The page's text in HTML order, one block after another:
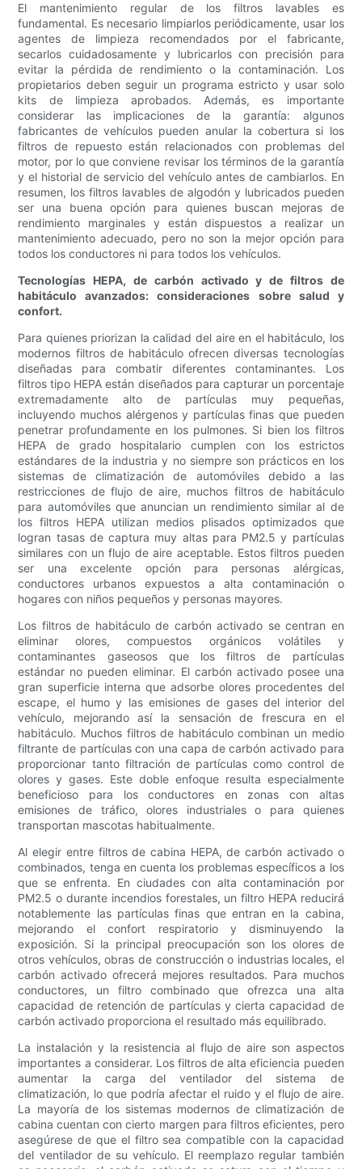
El mantenimiento regular de los filtros lavables es
fundamental. Es necesario limpiarlos periódicamente, usar los
agentes de limpieza recomendados por el fabricante,
secarlos cuidadosamente y lubricarlos con precisión para
evitar la pérdida de rendimiento o la contaminación. Los
propietarios deben seguir un programa estricto y usar solo
kits de limpieza aprobados. Además, es importante
considerar las implicaciones de la garantía: algunos
fabricantes de vehículos pueden anular la cobertura si los
filtros de repuesto están relacionados con problemas del
motor, por lo que conviene revisar los términos de la garantía
y el historial de servicio del vehículo antes de cambiarlos. En
resumen, los filtros lavables de algodón y lubricados pueden
ser una buena opción para quienes buscan mejoras de
rendimiento marginales y están dispuestos a realizar un
mantenimiento adecuado, pero no son la mejor opción para
todos los conductores ni para todos los vehículos.
Tecnologías HEPA, de carbón activado y de filtros de
habitáculo avanzados: consideraciones sobre salud y
confort.
Para quienes priorizan la calidad del aire en el habitáculo, los
modernos filtros de habitáculo ofrecen diversas tecnologías
diseñadas para combatir diferentes contaminantes. Los
filtros tipo HEPA están diseñados para capturar un porcentaje
extremadamente alto de partículas muy pequeñas,
incluyendo muchos alérgenos y partículas finas que pueden
penetrar profundamente en los pulmones. Si bien los filtros
HEPA de grado hospitalario cumplen con los estrictos
estándares de la industria y no siempre son prácticos en los
sistemas de climatización de automóviles debido a las
restricciones de flujo de aire, muchos filtros de habitáculo
para automóviles que anuncian un rendimiento similar al de
los filtros HEPA utilizan medios plisados ​​optimizados que
logran tasas de captura muy altas para PM2.5 y partículas
similares con un flujo de aire aceptable. Estos filtros pueden
ser una excelente opción para personas alérgicas,
conductores urbanos expuestos a alta contaminación o
hogares con niños pequeños y personas mayores.
Los filtros de habitáculo de carbón activado se centran en
eliminar olores, compuestos orgánicos volátiles y
contaminantes gaseosos que los filtros de partículas
estándar no pueden eliminar. El carbón activado posee una
gran superficie interna que adsorbe olores procedentes del
escape, el humo y las emisiones de gases del interior del
vehículo, mejorando así la sensación de frescura en el
habitáculo. Muchos filtros de habitáculo combinan un medio
filtrante de partículas con una capa de carbón activado para
proporcionar tanto filtración de partículas como control de
olores y gases. Este doble enfoque resulta especialmente
beneficioso para los conductores en zonas con altas
emisiones de tráfico, olores industriales o para quienes
transportan mascotas habitualmente.
Al elegir entre filtros de cabina HEPA, de carbón activado o
combinados, tenga en cuenta los problemas específicos a los
que se enfrenta. En ciudades con alta contaminación por
PM2.5 o durante incendios forestales, un filtro HEPA reducirá
notablemente las partículas finas que entran en la cabina,
mejorando el confort respiratorio y disminuyendo la
exposición. Si la principal preocupación son los olores de
otros vehículos, obras de construcción o industrias locales, el
carbón activado ofrecerá mejores resultados. Para muchos
conductores, un filtro combinado que ofrezca una alta
capacidad de retención de partículas y cierta capacidad de
carbón activado proporciona el resultado más equilibrado.
La instalación y la resistencia al flujo de aire son aspectos
importantes a considerar. Los filtros de alta eficiencia pueden
aumentar la carga del ventilador del sistema de
climatización, lo que podría afectar el ruido y el flujo de aire.
La mayoría de los sistemas modernos de climatización de
cabina cuentan con cierto margen para filtros eficientes, pero
asegúrese de que el filtro sea compatible con la capacidad
del ventilador de su vehículo. El reemplazo regular también